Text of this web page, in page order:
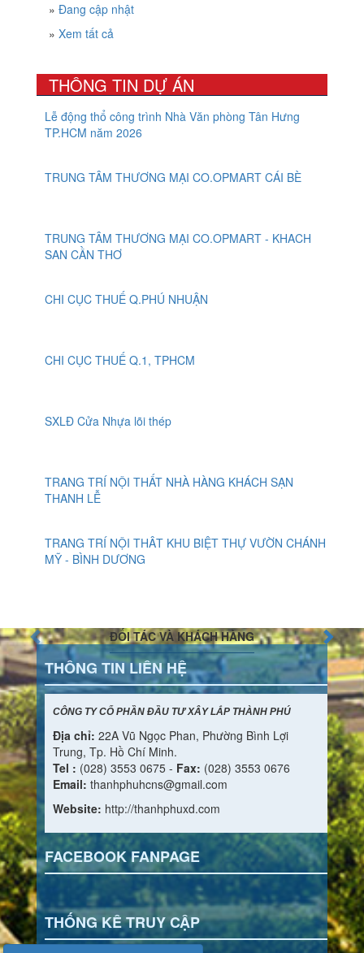
» Đang cập nhật
» Xem tất cả
THÔNG TIN DỰ ÁN
Lễ động thổ công trình Nhà Văn phòng Tân Hưng
TP.HCM năm 2026
TRUNG TÂM THƯƠNG MẠI CO.OPMART CÁI BÈ
TRUNG TÂM THƯƠNG MẠI CO.OPMART - KHACH
SAN CẦN THƠ
CHI CỤC THUẾ Q.PHÚ NHUẬN
CHI CỤC THUẾ Q.1, TPHCM
SXLĐ Cửa Nhựa lõi thép
TRANG TRÍ NỘI THẤT NHÀ HÀNG KHÁCH SẠN
THANH LỄ
TRANG TRÍ NỘI THÂT KHU BIỆT THỰ VƯỜN CHÁNH
MỸ - BÌNH DƯƠNG
ĐỐI TÁC VÀ KHÁCH HÀNG
THÔNG TIN LIÊN HỆ
CÔNG TY CỔ PHẦN ĐẦU TƯ XÂY LẮP THÀNH PHÚ
Địa chỉ: 22A Vũ Ngọc Phan, Phường Bình Lợi
Trung, Tp. Hồ Chí Minh.
Tel : (028) 3553 0675 - Fax: (028) 3553 0676
Email: thanhphuhcns@gmail.com
Website: http://thanhphuxd.com
FACEBOOK FANPAGE
THỐNG KÊ TRUY CẬP